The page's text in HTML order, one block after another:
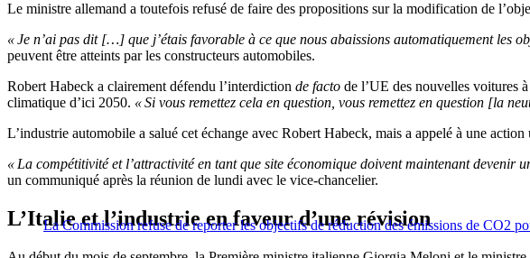
Le ministre allemand a toutefois refusé de faire des propositions sur la modification de
« Je n’ai pas dit […] que j’étais favorable à ce que nous abaissions automatiquement les
peuvent être atteints par les constructeurs automobiles.
Robert Habeck a clairement défendu l’interdiction de facto de l’UE des nouvelles voitures
climatique d’ici 2050. « Si vous remettez cela en question, vous remettez en question [la
L’industrie automobile a salué cet échange avec Robert Habeck, mais a appelé à une action
« La compétitivité et l’attractivité en tant que site économique doivent maintenant devenir
un communiqué après la réunion de lundi avec le vice-chancelier.
La Commission refuse de reporter les objectifs de réduction des émissions de CO2
L’Italie et l’industrie en faveur d’une révision